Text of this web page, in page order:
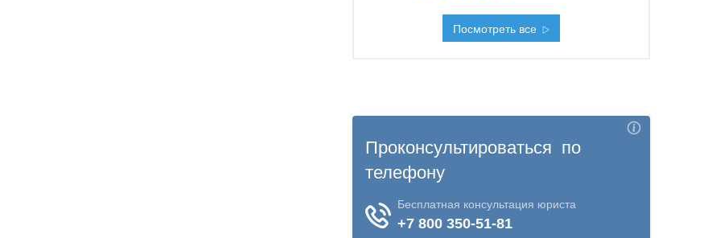
Посмотреть все